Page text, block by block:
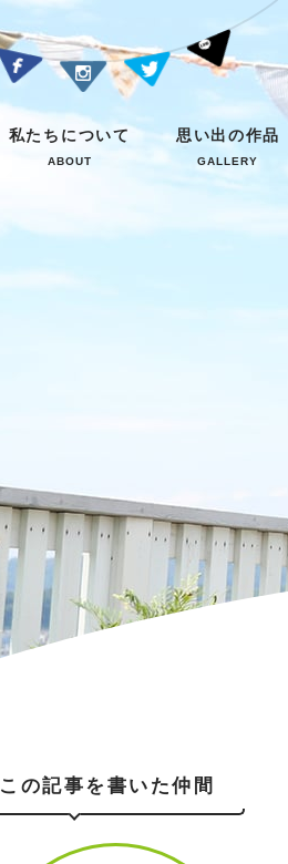
私たちについて
ABOUT
思い出の作品
GALLERY
この記事を書いた仲間